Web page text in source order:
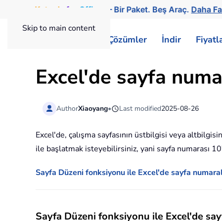
Skip to main content
Kutools for Office — Bir Paket. Beş Araç.Daha
Çözümler İndir
Excel'de sayfa
AuthorXiaoyang• Last modified2025-08-26
Excel'de, çalışma sayfasının üstbilgisi veya
ile başlatmak isteyebilirsiniz, yani sayfa numarası
Sayfa Düzeni fonksiyonu ile Excel'de sayfa
Sayfa Düzeni fonksiyonu ile Excel'de